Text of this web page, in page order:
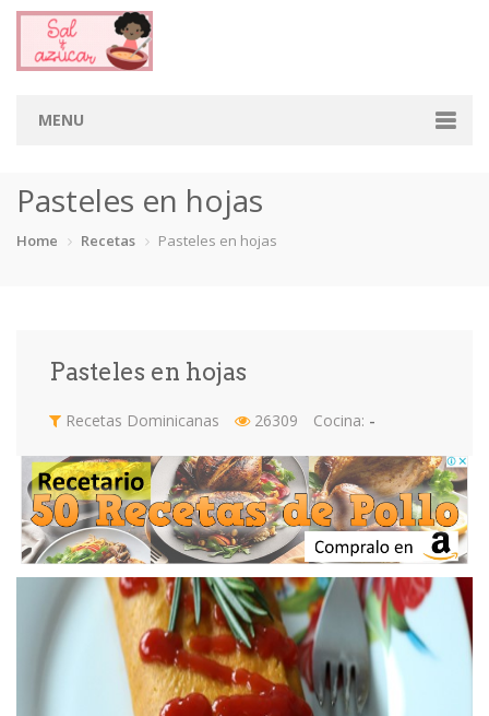
MENU
Categorias
Ensaladas Equipment Frutas Galletas
Gelatinas Guarnicion… Helados Hot Dogs
Huevos Mariscos Mermeladas Muffins
Para Niños Pastas Pasteles
Pasteles en hojas
Home Recetas Pasteles en hojas
Pasteles en hojas
Recetas Dominicanas 26309 Cocina: -